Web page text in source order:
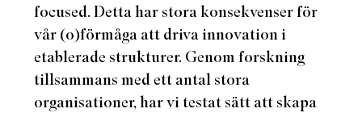
focused. Detta har stora konsekvenser för
vår (o)förmåga att driva innovation i
etablerade strukturer. Genom forskning
tillsammans med ett antal stora
organisationer, har vi testat sätt att skapa